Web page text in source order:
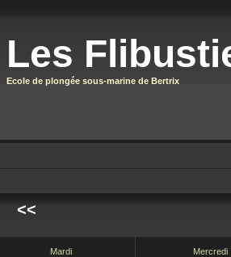
Les
Ecole de plongée sous-marine de Bertrix
<<
Mardi Mercredi